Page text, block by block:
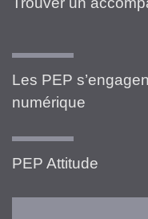
Les PEP
numérique
PEP Attitude